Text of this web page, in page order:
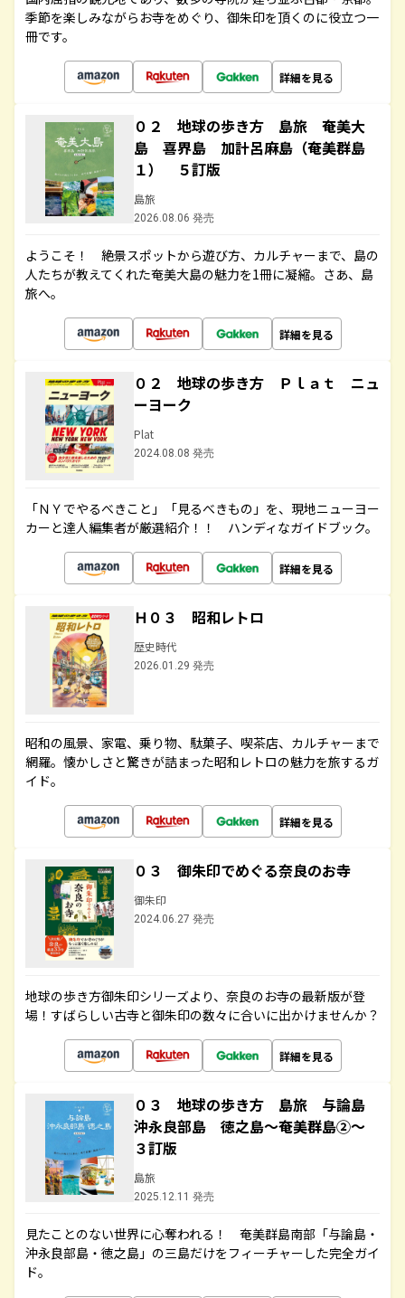
季節を楽しみながらお寺をめぐり、御朱印を頂くのに役立つ一
冊です。
詳細を見る
０２ 地球の歩き方 島旅 奄美大
島 喜界島 加計呂麻島（奄美群島
１） ５訂版
島旅
2026.08.06 発売
ようこそ！ 絶景スポットから遊び方、カルチャーまで、島の
人たちが教えてくれた奄美大島の魅力を1冊に凝縮。さあ、島
旅へ。
詳細を見る
０２ 地球の歩き方 Ｐｌａｔ ニュ
ーヨーク
Plat
2024.08.08 発売
「ＮＹでやるべきこと」「見るべきもの」を、現地ニューヨー
カーと達人編集者が厳選紹介！！ ハンディなガイドブック。
詳細を見る
Ｈ０３ 昭和レトロ
歴史時代
2026.01.29 発売
昭和の風景、家電、乗り物、駄菓子、喫茶店、カルチャーまで
網羅。懐かしさと驚きが詰まった昭和レトロの魅力を旅するガ
イド。
詳細を見る
０３ 御朱印でめぐる奈良のお寺
御朱印
2024.06.27 発売
地球の歩き方御朱印シリーズより、奈良のお寺の最新版が登
場！すばらしい古寺と御朱印の数々に合いに出かけませんか？
詳細を見る
０３ 地球の歩き方 島旅 与論島
沖永良部島 徳之島～奄美群島②～
３訂版
島旅
2025.12.11 発売
見たことのない世界に心奪われる！ 奄美群島南部「与論島・
沖永良部島・徳之島」の三島だけをフィーチャーした完全ガイ
ド。